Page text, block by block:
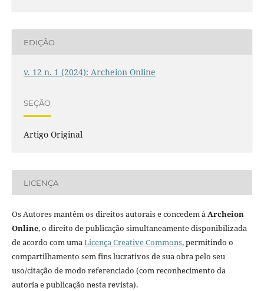
EDIÇÃO
v. 12 n. 1 (2024): Archeion Online
SEÇÃO
Artigo Original
LICENÇA
Os Autores mantêm os direitos autorais e concedem àArcheion
Online, o direito de publicação simultaneamente disponibilizada
de acordo com umaLicença Creative Commons, permitindo o
compartilhamento sem fins lucrativos de sua obra pelo seu
uso/citação de modo referenciado (com reconhecimento da
autoria e publicação nesta revista).